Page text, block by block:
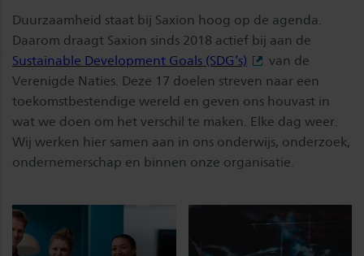
Duurzaamheid staat bij Saxion hoog op de agenda.
Daarom draagt Saxion sinds 2018 actief bij aan de
Sustainable Development Goals (SDG’s)
van de
Verenigde Naties. Deze 17 doelen streven naar een
toekomstbestendige wereld en geven ons houvast in
wat we doen om het verschil te maken. Elke dag weer.
Wij werken hier samen aan in ons onderwijs, onderzoek,
ondernemerschap en binnen onze organisatie.